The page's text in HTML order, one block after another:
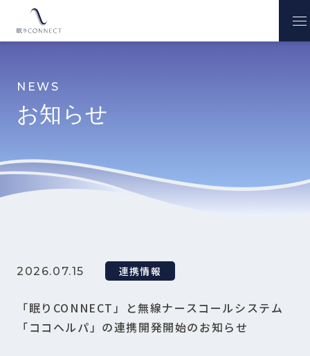
NEWS
お知らせ
2026.07.15 連携情報
「眠りCONNECT」と無線ナースコールシステム
「ココヘルパ」の連携開発開始のお知らせ